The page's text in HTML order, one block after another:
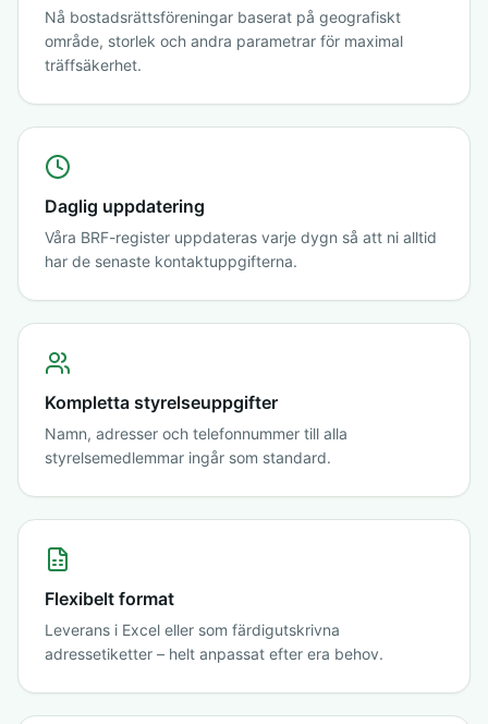
Nå bostadsrättsföreningar baserat på geografiskt
område, storlek och andra parametrar för maximal
träffsäkerhet.
Daglig uppdatering
Våra BRF-register uppdateras varje dygn så att ni alltid
har de senaste kontaktuppgifterna.
Kompletta styrelseuppgifter
Namn, adresser och telefonnummer till alla
styrelsemedlemmar ingår som standard.
Flexibelt format
Leverans i Excel eller som färdigutskrivna
adressetiketter – helt anpassat efter era behov.